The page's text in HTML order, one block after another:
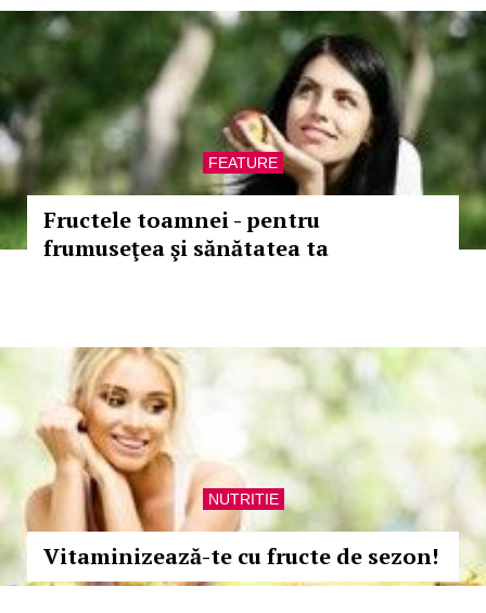
FEATURE
Fructele toamnei - pentru
frumuseţea şi sănătatea ta
NUTRITIE
Vitaminizează-te cu fructe de sezon!